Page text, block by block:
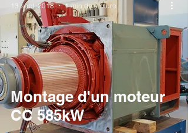
Montage d'un moteur
CC 585kW
13 sept. 2018 1 min de lecture